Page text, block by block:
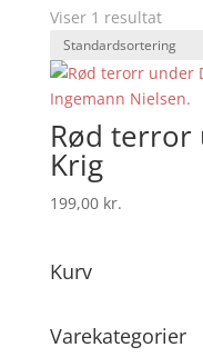
Viser 1 resultat
Rød terror
Krig
199,00 kr.
Kurv
Varekategorier